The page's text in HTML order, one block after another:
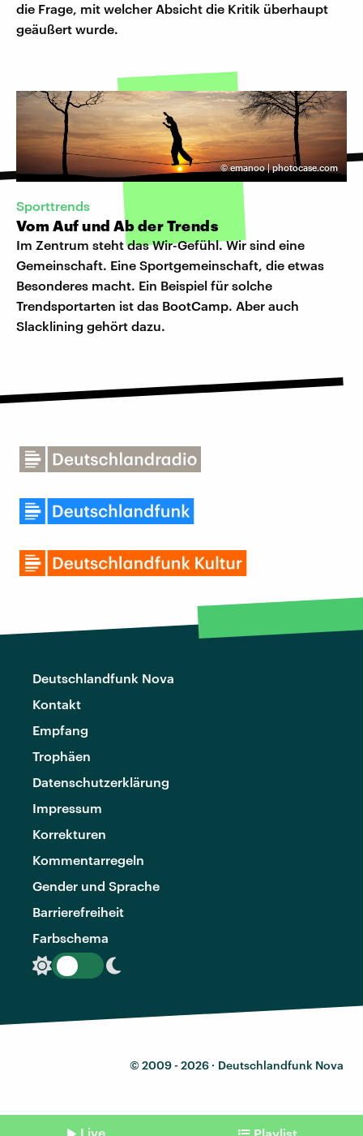
die Frage, mit welcher Absicht die Kritik überhaupt
geäußert wurde.
©emanoo | photocase.com
Sporttrends
Vom Auf und Ab der Trends
Im Zentrum steht das Wir-Gefühl. Wir sind eine
Gemeinschaft. Eine Sportgemeinschaft, die etwas
Besonderes macht. Ein Beispiel für solche
Trendsportarten ist das BootCamp. Aber auch
Slacklining gehört dazu.
Deutschlandfunk Nova
Kontakt
Empfang
Trophäen
Datenschutzerklärung
Impressum
Korrekturen
Kommentarregeln
Gender und Sprache
Barrierefreiheit
Farbschema
© 2009 - 2026 · Deutschlandfunk Nova
Live